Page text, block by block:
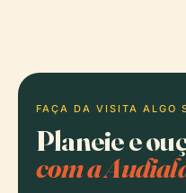
FAÇA DA VISITA ALGO
Planeie e
com a